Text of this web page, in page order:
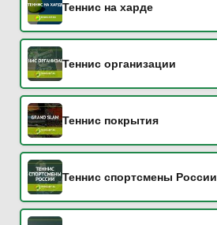
Теннис на харде
Теннис организации
Теннис покрытия
Теннис спортсмены России